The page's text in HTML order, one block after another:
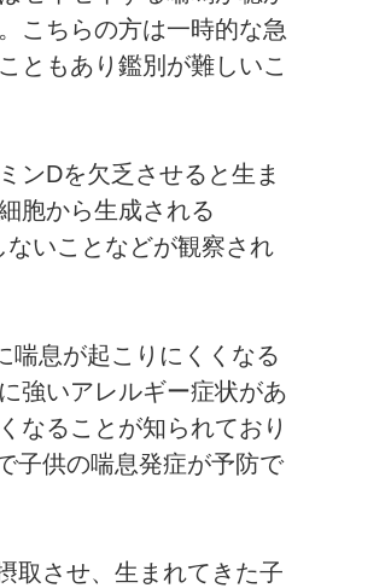
こちらの方は一時的な急
ともあり鑑別が難しいこ
ンDを欠乏させると生ま
胞から生成される
いことなどが観察され
喘息が起こりにくくなる
強いアレルギー症状があ
なることが知られており
子供の喘息発症が予防で
取させ、生まれてきた子